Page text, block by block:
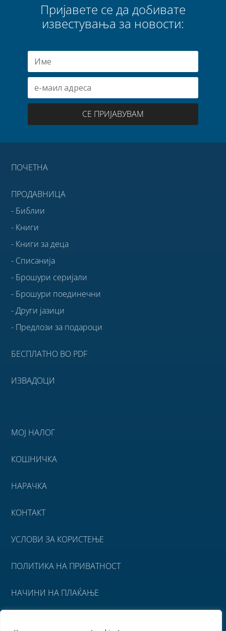
Пријавете се да добивате
известувања за новости:
СЕ ПРИЈАВУВАМ
ПОЧЕТНА
ПРОДАВНИЦА
- Библии
- Книги
- Книги за деца
- Списанија
- Брошури серијали
- Брошури поединечни
- Други јазици
- Предлози за подароци
БЕСПЛАТНО ВО PDF
ИЗВАДОЦИ
МОЈ НАЛОГ
КОШНИЧКА
НАРАЧКА
КОНТАКТ
УСЛОВИ ЗА КОРИСТЕЊЕ
ПОЛИТИКА НА ПРИВАТНОСТ
НАЧИНИ НА ПЛАЌАЊЕ